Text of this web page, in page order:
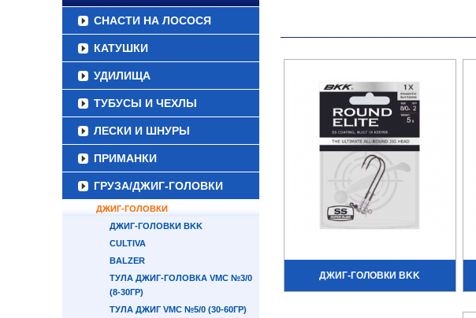
СНАСТИ НА ЛОСОСЯ
КАТУШКИ
УДИЛИЩА
ТУБУСЫ И ЧЕХЛЫ
ЛЕСКИ И ШНУРЫ
ПРИМАНКИ
ГРУЗА/ДЖИГ-ГОЛОВКИ
ДЖИГ-ГОЛОВКИ
ДЖИГ-ГОЛОВКИ BKK
CULTIVA
BALZER
ТУЛА ДЖИГ-ГОЛОВКА VMC №3/0
(8-30ГР)
ТУЛА ДЖИГ VMC №5/0 (30-60ГР)
ДЖИГ-ГОЛОВКИ BKK